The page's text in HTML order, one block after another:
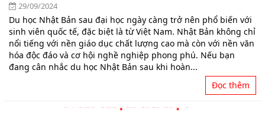
29/09/2024
Du học Nhật Bản sau đại học ngày càng trở nên phổ biến với
sinh viên quốc tế, đặc biệt là từ Việt Nam. Nhật Bản không chỉ
nổi tiếng với nền giáo dục chất lượng cao mà còn với nền văn
hóa độc đáo và cơ hội nghề nghiệp phong phú. Nếu bạn
đang cân nhắc du học Nhật Bản sau khi hoàn...
Đọc thêm